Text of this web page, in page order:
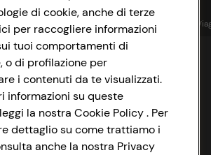
Sapori& Istituzionale
di cookie, anche di terze
per raccogliere informazioni
tuoi comportamenti di
o di profilazione per
i contenuti da te visualizzati.
informazioni su queste
la nostra Cookie Policy . Per
dettaglio su come trattiamo i
anche la nostra Privacy